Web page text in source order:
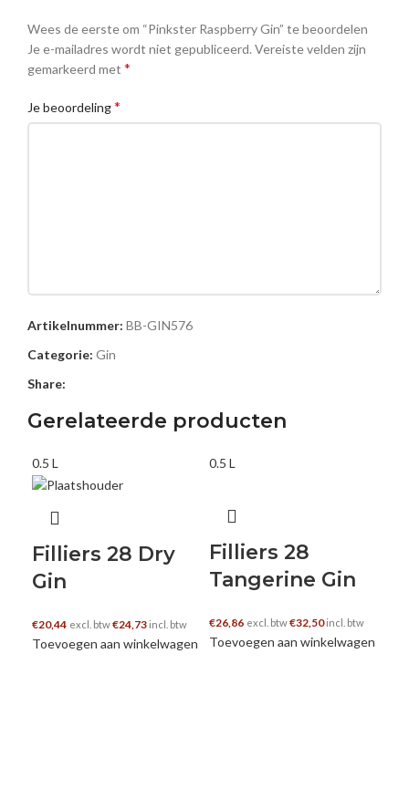
Wees de eerste om “Pinkster Raspberry Gin” te beoordelen
Je e-mailadres wordt niet gepubliceerd.Vereiste velden zijn
gemarkeerd met *
Je beoordeling*
Naam
Artikelnummer: BB-GIN576
Categorie: Gin
Share:
Gerelateerde producten
0.5 L
Filliers 28 Dry
Gin
€20,44 excl. btw€24,73 incl. btw
Toevoegen aan winkelwagen
0.5 L
Filliers 28
Tangerine Gin
€26,86 excl. btw€32,50incl. btw
Toevoegen aan winkelwagen